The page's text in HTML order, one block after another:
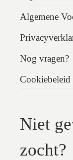
Algemene
Nog vragen?
Niet
zocht?